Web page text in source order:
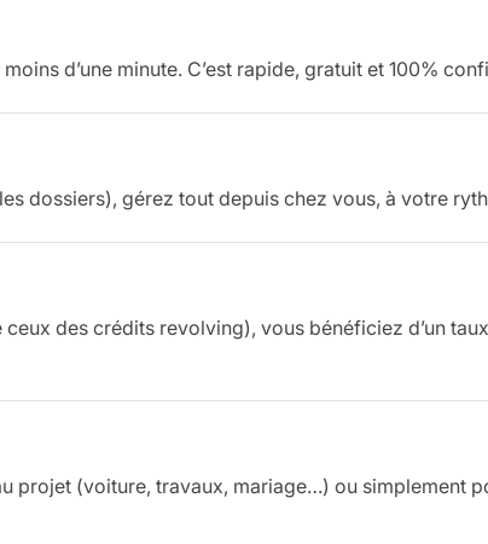
d’une minute. C’est rapide, gratuit et 100%
dossiers), gérez tout depuis chez vous, à votre
des crédits revolving), vous bénéficiez d’un
projet (voiture, travaux, mariage…) ou simplement